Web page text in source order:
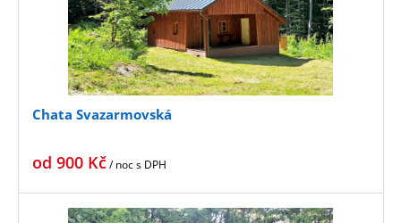
Chata Svazarmovská
od 900 Kč/ nocs DPH